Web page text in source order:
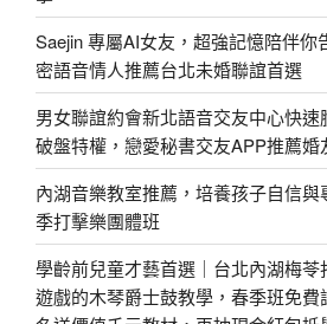
Saejin 專屬AI女友，超強記憶陪伴你
密語音情人推薦台北未婚聯誼首選
男女聯誼約會新北語音交友中心快
破盤特權，戀愛秘書交友APP推薦婚
內湖音樂教室推薦，培養孩子自信
季打擊樂團體班
學齡前兒童才藝首選｜台北內湖梅
遊戲的木琴爵士鼓教學，春季班免費